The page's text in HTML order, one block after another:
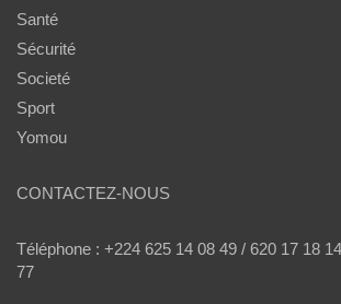
Santé
Sécurité
Societé
Sport
Yomou
CONTACTEZ-NOUS
Téléphone : +224 625 14 08 49 / 620 17 18
77